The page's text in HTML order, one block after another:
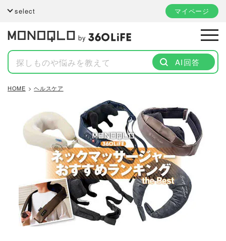
select マイページ
by
AI回答
HOME ヘルスケア